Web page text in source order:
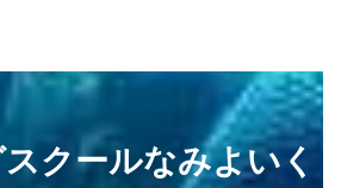
クールなみよいく